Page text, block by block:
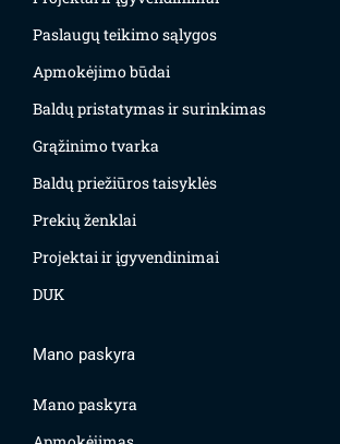
Paslaugų teikimo sąlygos
Apmokėjimo būdai
Baldų pristatymas ir surinkimas
Grąžinimo tvarka
Baldų priežiūros taisyklės
Prekių ženklai
Projektai ir įgyvendinimai
DUK
Mano paskyra
Mano paskyra